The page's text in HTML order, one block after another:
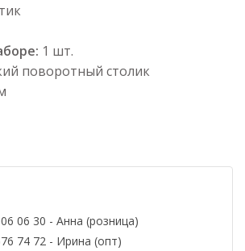
1 шт.
поворотный столик
06 30 - Анна (розница)
74 72 - Ирина (опт)